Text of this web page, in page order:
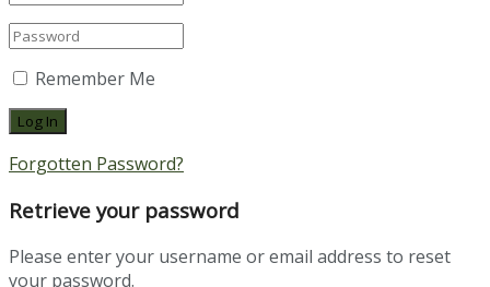
Remember Me
Forgotten Password?
Retrieve your password
Please enter your username or email address to reset
your password.